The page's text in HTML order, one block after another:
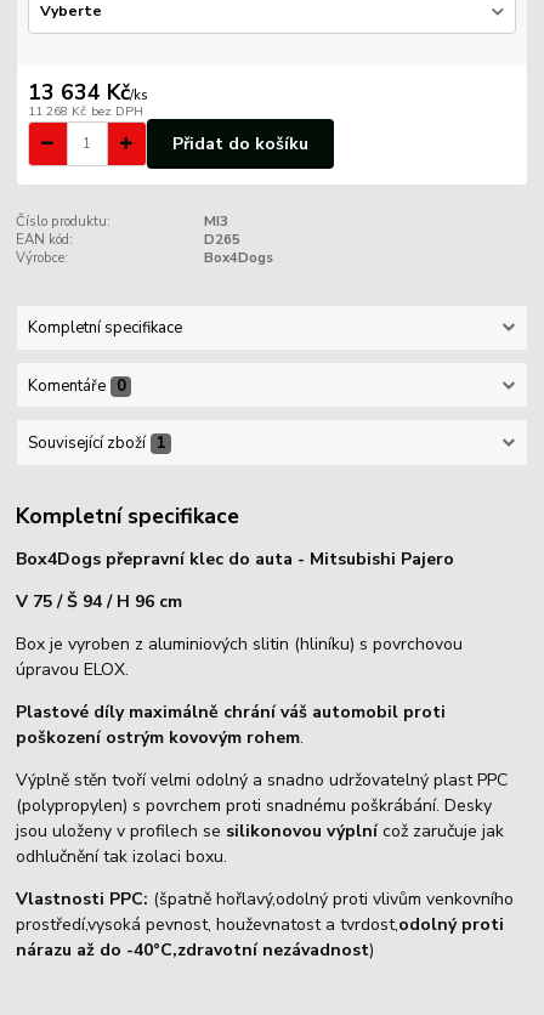
13 634 Kč/ks
11 268 Kč bez DPH
Přidat do košíku
Číslo produktu:
MI3
EAN kód:
D265
Výrobce:
Box4Dogs
Kompletní specifikace
Komentáře 0
Související zboží 1
Kompletní specifikace
Box4Dogs přepravní klec do auta - Mitsubishi Pajero
V 75 / Š 94 / H 96 cm
Box je vyroben z aluminiových slitin (hliníku) s povrchovou
úpravou ELOX.
Plastové díly maximálně chrání váš automobil proti
poškození ostrým kovovým rohem.
Výplně stěn tvoří velmi odolný a snadno udržovatelný plast PPC
(polypropylen) s povrchem proti snadnému poškrábání. Desky
jsou uloženy v profilech se silikonovou výplnícož zaručuje jak
odhlučnění tak izolaci boxu.
Vlastnosti PPC: (špatně hořlavý,odolný proti vlivům venkovního
prostředí,vysoká pevnost, houževnatost a tvrdost,odolný proti
nárazu až do -40°C,zdravotní nezávadnost)